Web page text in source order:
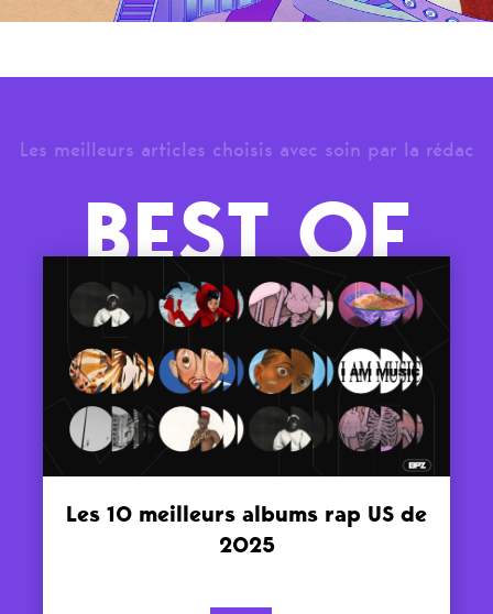
Les meilleurs articles choisis avec soin par la rédac
BEST OF
Les 10 meilleurs albums rap US de
2025